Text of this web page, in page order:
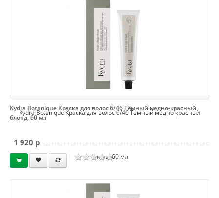
Kydra Botanique Краска для волос 6/46 Тёмный медно-красный
блонд, 60 мл
Kydra Botanique Краска для волос 6/46 Тёмный медно-красный
блонд, 60 мл
1 920 p